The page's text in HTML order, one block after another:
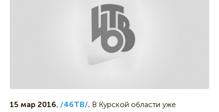
15 мар 2016. /46ТВ/. В Курской области уже